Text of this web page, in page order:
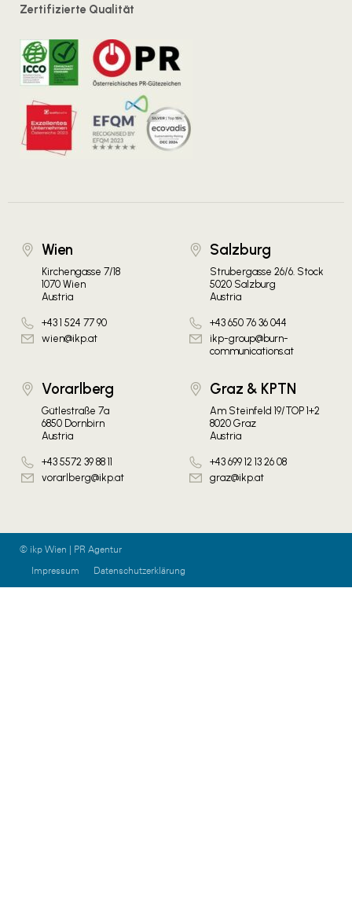
Zertifizierte Qualität
Wien
Kirchengasse 7/18
1070 Wien
Austria
+43 1 524 77 90
wien@ikp.at
Salzburg
Strubergasse 26/6. Stock
5020 Salzburg
Austria
+43 650 76 36 044
ikp-group@burn-
communications.at
Vorarlberg
Gütlestraße 7a
6850 Dornbirn
Austria
+43 5572 39 88 11
vorarlberg@ikp.at
Graz & KPTN
Am Steinfeld 19/TOP 1+2
8020 Graz
Austria
+43 699 12 13 26 08
graz@ikp.at
© ikp Wien | PR Agentur
Impressum
Datenschutzerklärung